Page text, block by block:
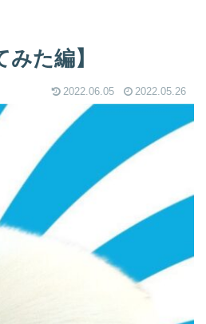
た編】
2022.06.05 2022.05.26